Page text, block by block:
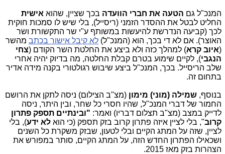
המנכ"ל גם הטעה את חברי הוועדה בכך שציין, שהוא אישית
החליט לבטל את ההסדר הזמני (ריסייל), בלי שיש לו סמכות חוקית
לכך (קביעה הנדרשת להיעשות במשותף ע"י שר התקשורת ושר
האוצר). אם לא די בכך, הוא (המנכ"ל) לא קיבל אישור בכתב מהשר
(איוב קרא) למהלך כזה ולא ביצע את החלטת השר הקודם (צחי
הנגבי), לקיים שימוע בטרם קבלת החלטה, מה בדיוק יהיה אחרי
שלב הריסייל. בכך, המנכ"ל ביצע שיבוש רגולטורי בקנה מידה אדיר
בתחום זה.
בנוסף, שמילה (מוני) מימון (מצ"ב הצילום) ניסה לתקן את הרושם
החמור של דברי המנכ"ל, שהיו חסרי כל שחר, ובין היתר, ניסה
לדייק במצב (מצ"ב תצלום דבריו) ואמר: "ובינתיים תספק פתרון
קרוב", בלי לציין איזה פתרון קרוב בזק תספק (כי הוא לא ידע), בלי
לציין, שזה על המתג הקיים ובלי לטעון, שבזק משקרת כל השנים
ושכאילו הפתרון החדש הזה, על המתג הקיים, סותר במפורש את
הצהרות בזק מאז 2015.